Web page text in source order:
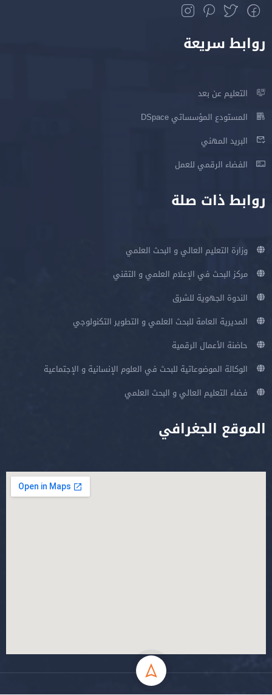
روابط سريعة
التعليم عن بعد
المستودع المؤسساتي DSpace
البريد المهني
الفضاء الرقمي للعمل
روابط ذات صلة
وزارة التعليم العالي و البحث العلمي
مركز البحث في الإعلام العلمي و التقني
الندوة الجهوية للشرق
المديرية العامة للبحث العلمي و التطوير التكنولوجي
حاضنة الأعمال الرقمية
الوكالة الموضوعاتية للبحث في العلوم الإنسانية و الإجتماعية
فضاء التعليم العالي و البحث العلمي
الموقع الجغرافي